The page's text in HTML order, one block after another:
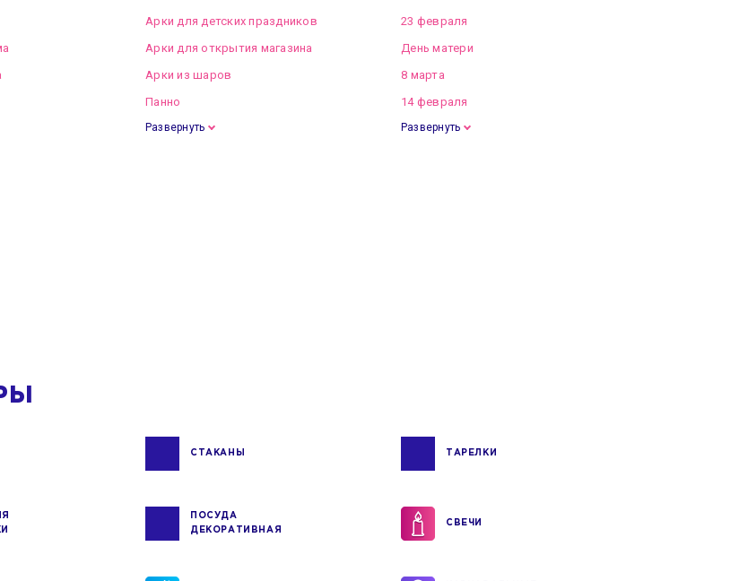
Арки для детских праздников
Арки для открытия магазина
Арки из шаров
Панно
Развернуть
23 февраля
День матери
8 марта
14 февраля
Развернуть
СТАКАНЫ ТАРЕЛКИ
ПОСУДА
ДЕКОРАТИВНАЯ
СВЕЧИ